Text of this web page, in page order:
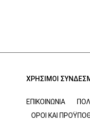
ΧΡΗΣΙΜΟΙ
ΕΠΙΚΟΙΝΩΝΊΑ
ΌΡΟΙ ΚΑΙ